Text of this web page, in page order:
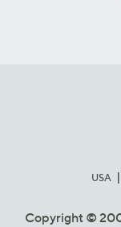
USA
Copyright ©